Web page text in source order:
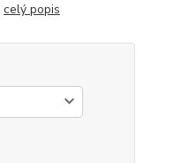
celý popis